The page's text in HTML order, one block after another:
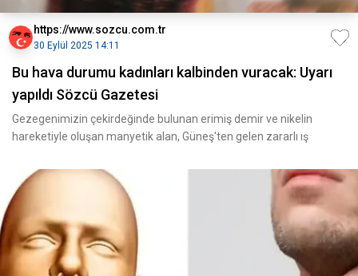
https://www.sozcu.com.tr
30 Eylül 2025 14:11
Bu hava durumu kadınları kalbinden vuracak: Uyarı
yapıldı Sözcü Gazetesi
Gezegenimizin çekirdeğinde bulunan erimiş demir ve nikelin
hareketiyle oluşan manyetik alan, Güneş'ten gelen zararlı ış